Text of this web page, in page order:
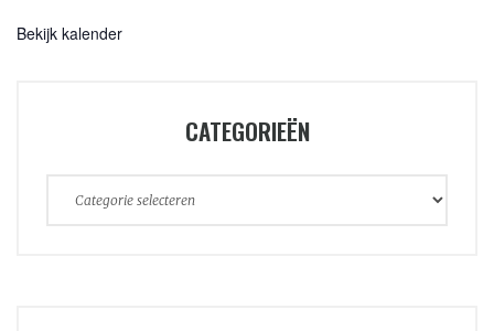
Bekijk kalender
CATEGORIEËN
Categorieën